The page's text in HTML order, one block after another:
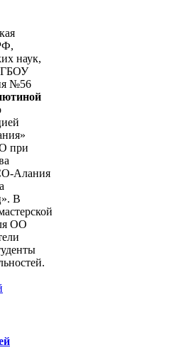
наук,
ГБОУ
№56
при
Алания
В
ОО